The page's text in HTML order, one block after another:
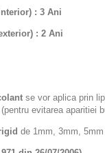
: 3 Ani
) : 2 Ani
se vor aplica prin
evitarea aparitiei
de 1mm, 3mm,